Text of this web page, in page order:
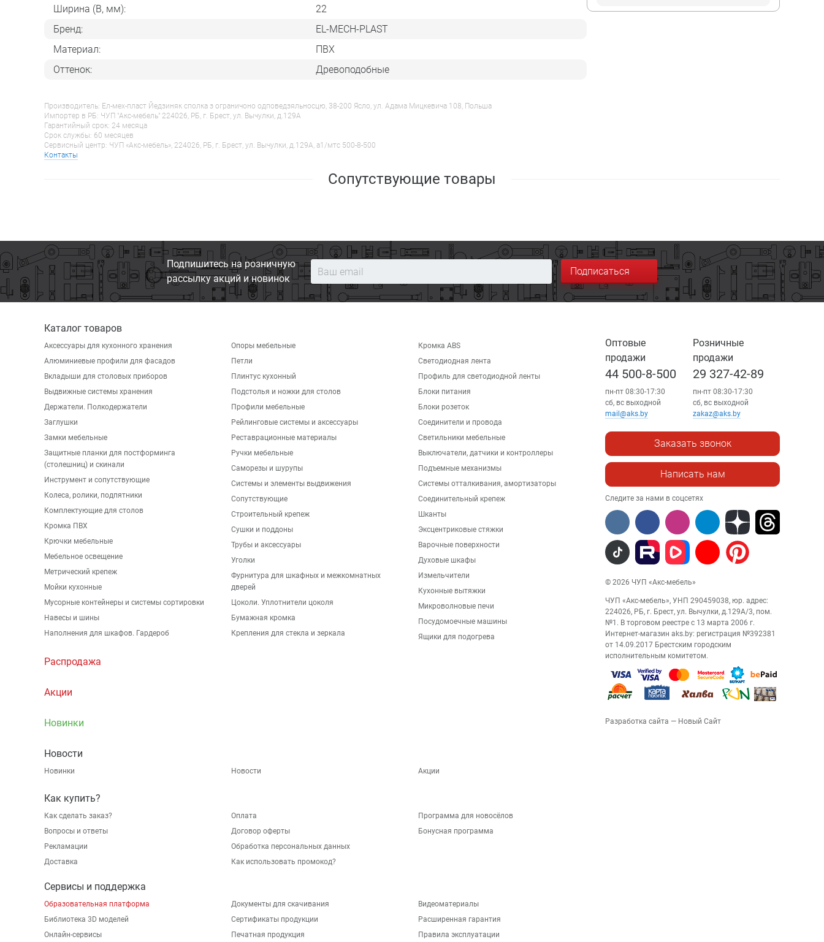
Ширина (B, мм):
22
Бренд:
EL-MECH-PLAST
Материал:
ПВХ
Оттенок:
Древоподобные
Производитель: Ел-мех-пласт Йедзиняк сполка з ограничоно одповедзяльносцю, 38-200 Ясло, ул. Адама Мицкевича 108, Польша
Импортер в РБ: ЧУП "Акс-мебель" 224026, РБ, г. Брест, ул. Вычулки, д.129А
Гарантийный срок: 24 месяца
Срок службы: 60 месяцев
Сервисный центр: ЧУП «Акс-мебель», 224026, РБ, г. Брест, ул. Вычулки, д.129А, a1/мтс 500-8-500
Контакты
Сопутствующие товары
Подпишитесь на розничную
рассылку акций и новинок
Подписаться
Каталог товаров
Аксессуары для кухонного хранения
Алюминиевые профили для фасадов
Вкладыши для столовых приборов
Выдвижные системы хранения
Держатели. Полкодержатели
Заглушки
Замки мебельные
Защитные планки для постформинга
(столешниц) и скинали
Инструмент и сопутствующие
Колеса, ролики, подпятники
Комплектующие для столов
Кромка ПВХ
Крючки мебельные
Мебельное освещение
Метрический крепеж
Мойки кухонные
Мусорные контейнеры и системы сортировки
Навесы и шины
Наполнения для шкафов. Гардероб
Опоры мебельные
Петли
Плинтус кухонный
Подстолья и ножки для столов
Профили мебельные
Рейлинговые системы и аксессуары
Реставрационные материалы
Ручки мебельные
Саморезы и шурупы
Системы и элементы выдвижения
Сопутствующие
Строительный крепеж
Сушки и поддоны
Трубы и аксессуары
Уголки
Фурнитура для шкафных и межкомнатных
дверей
Цоколи. Уплотнители цоколя
Бумажная кромка
Крепления для стекла и зеркала
Кромка ABS
Светодиодная лента
Профиль для светодиодной ленты
Блоки питания
Блоки розеток
Соединители и провода
Светильники мебельные
Выключатели, датчики и контроллеры
Подъемные механизмы
Системы отталкивания, амортизаторы
Соединительный крепеж
Шканты
Эксцентриковые стяжки
Варочные поверхности
Духовые шкафы
Измельчители
Кухонные вытяжки
Микроволновые печи
Посудомоечные машины
Ящики для подогрева
Распродажа
Акции
Новинки
Новости
Новинки Новости Акции
Как купить?
Как сделать заказ?
Вопросы и ответы
Рекламации
Доставка
Оплата
Договор оферты
Обработка персональных данных
Как использовать промокод?
Программа для новосёлов
Бонусная программа
Сервисы и поддержка
Образовательная платформа
Библиотека 3D моделей
Онлайн-сервисы
Документы для скачивания
Сертификаты продукции
Печатная продукция
Видеоматериалы
Расширенная гарантия
Правила эксплуатации
Оптовые
продажи
44 500-8-500
пн-пт 08:30-17:30
сб, вс выходной
mail@aks.by
Розничные
продажи
29 327-42-89
пн-пт 08:30-17:30
сб, вс выходной
zakaz@aks.by
Заказать звонок
Написать нам
Следите за нами в соцсетях
© 2026 ЧУП «Акс-мебель»
ЧУП «Акс-мебель», УНП 290459038, юр. адрес:
224026, РБ, г. Брест, ул. Вычулки, д.129А/3, пом.
№1. В торговом реестре с 13 марта 2006 г.
Интернет-магазин aks.by: регистрация №392381
от 14.09.2017 Брестским городским
исполнительным комитетом.
Разработка сайта — Новый Сайт